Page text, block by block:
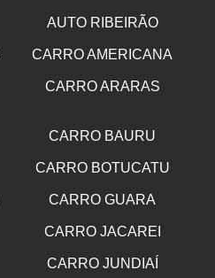
AUTO RIBEIRÃO
CARRO AMERICANA
CARRO ARARAS
CARRO BAURU
CARRO BOTUCATU
CARRO GUARA
CARRO JACAREI
CARRO JUNDIAÍ